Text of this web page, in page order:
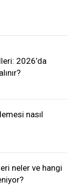
2026’da
nasıl
neler ve hangi